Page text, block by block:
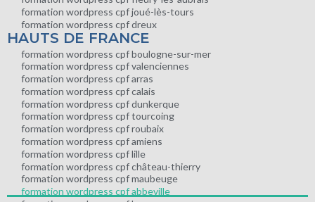
formation wordpress cpf joué-lès-tours
formation wordpress cpf dreux
HAUTS DE FRANCE
formation wordpress cpf boulogne-sur-mer
formation wordpress cpf valenciennes
formation wordpress cpf arras
formation wordpress cpf calais
formation wordpress cpf dunkerque
formation wordpress cpf tourcoing
formation wordpress cpf roubaix
formation wordpress cpf amiens
formation wordpress cpf lille
formation wordpress cpf château-thierry
formation wordpress cpf maubeuge
formation wordpress cpf abbeville